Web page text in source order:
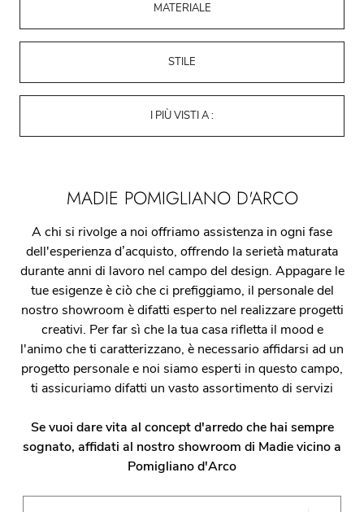
MATERIALE
STILE
I PIÙ VISTI A :
MADIE POMIGLIANO D'ARCO
A chi si rivolge a noi offriamo assistenza in ogni fase
dell'esperienza d’acquisto, offrendo la serietà maturata
durante anni di lavoro nel campo del design. Appagare le
tue esigenze è ciò che ci prefiggiamo, il personale del
nostro showroom è difatti esperto nel realizzare progetti
creativi. Per far sì che la tua casa rifletta il mood e
l'animo che ti caratterizzano, è necessario affidarsi ad un
progetto personale e noi siamo esperti in questo campo,
ti assicuriamo difatti un vasto assortimento di servizi
Se vuoi dare vita al concept d'arredo che hai sempre
sognato, affidati al nostro showroom di Madie vicino a
Pomigliano d'Arco